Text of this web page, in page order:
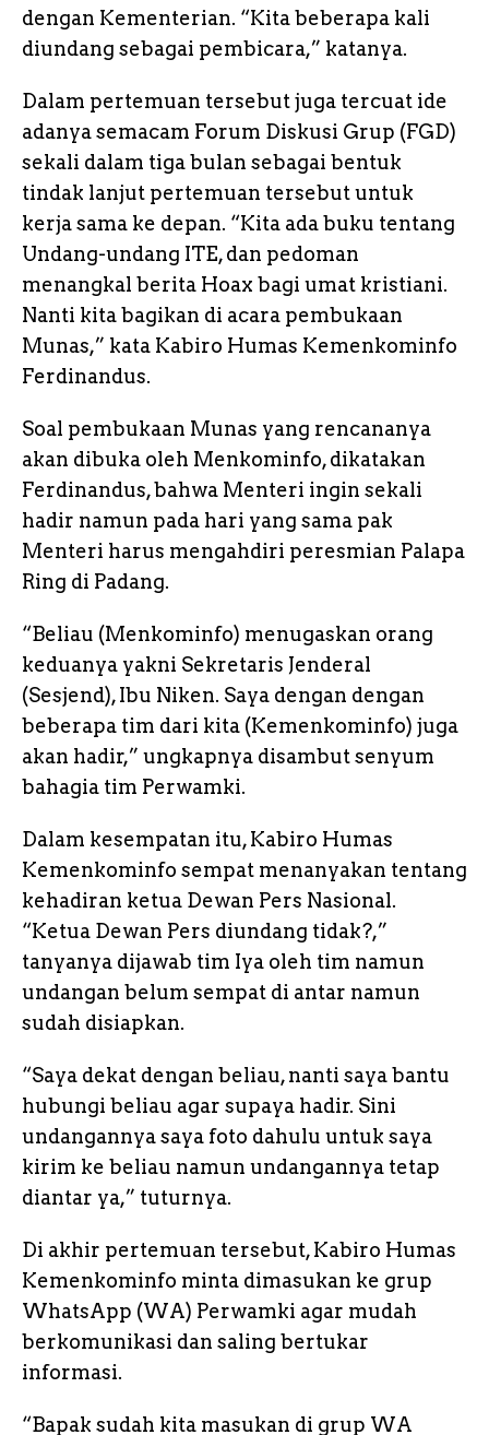
dengan Kementerian. “Kita beberapa kali
diundang sebagai pembicara,” katanya.
Dalam pertemuan tersebut juga tercuat ide
adanya semacam Forum Diskusi Grup (FGD)
sekali dalam tiga bulan sebagai bentuk
tindak lanjut pertemuan tersebut untuk
kerja sama ke depan. “Kita ada buku tentang
Undang-undang ITE, dan pedoman
menangkal berita Hoax bagi umat kristiani.
Nanti kita bagikan di acara pembukaan
Munas,” kata Kabiro Humas Kemenkominfo
Ferdinandus.
Soal pembukaan Munas yang rencananya
akan dibuka oleh Menkominfo, dikatakan
Ferdinandus, bahwa Menteri ingin sekali
hadir namun pada hari yang sama pak
Menteri harus mengahdiri peresmian Palapa
Ring di Padang.
“Beliau (Menkominfo) menugaskan orang
keduanya yakni Sekretaris Jenderal
(Sesjend), Ibu Niken. Saya dengan dengan
beberapa tim dari kita (Kemenkominfo) juga
akan hadir,” ungkapnya disambut senyum
bahagia tim Perwamki.
Dalam kesempatan itu, Kabiro Humas
Kemenkominfo sempat menanyakan tentang
kehadiran ketua Dewan Pers Nasional.
“Ketua Dewan Pers diundang tidak?,”
tanyanya dijawab tim Iya oleh tim namun
undangan belum sempat di antar namun
sudah disiapkan.
“Saya dekat dengan beliau, nanti saya bantu
hubungi beliau agar supaya hadir. Sini
undangannya saya foto dahulu untuk saya
kirim ke beliau namun undangannya tetap
diantar ya,” tuturnya.
Di akhir pertemuan tersebut, Kabiro Humas
Kemenkominfo minta dimasukan ke grup
WhatsApp (WA) Perwamki agar mudah
berkomunikasi dan saling bertukar
informasi.
“Bapak sudah kita masukan di grup WA